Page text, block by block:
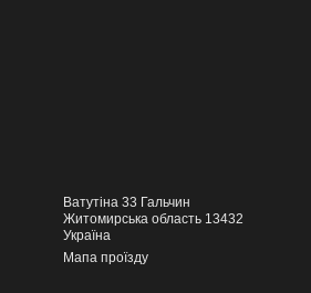
Ватутіна 33 Гальчин
Житомирська область 13432
Україна
Мапа проїзду